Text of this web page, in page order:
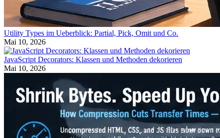
Utility Types im Ueberblick: Partial, Pick, Omit und Co.
Mai 10, 2026
JavaScript Decorators: Klassen und Methoden dekorieren
Mai 10, 2026